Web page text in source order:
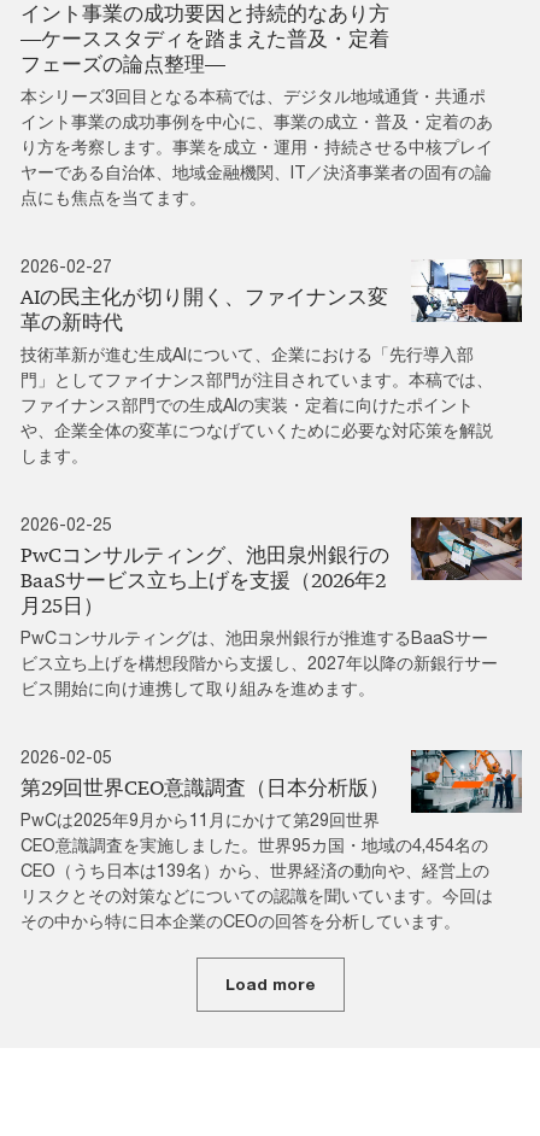
イント事業の成功要因と持続的なあり方
―ケーススタディを踏まえた普及・定着
フェーズの論点整理―
本シリーズ3回目となる本稿では、デジタル地域通貨・共通ポ
イント事業の成功事例を中心に、事業の成立・普及・定着のあ
り方を考察します。事業を成立・運用・持続させる中核プレイ
ヤーである自治体、地域金融機関、IT／決済事業者の固有の論
点にも焦点を当てます。
2026-02-27
AIの民主化が切り開く、ファイナンス変
革の新時代
技術革新が進む生成AIについて、企業における「先行導入部
門」としてファイナンス部門が注目されています。本稿では、
ファイナンス部門での生成AIの実装・定着に向けたポイント
や、企業全体の変革につなげていくために必要な対応策を解説
します。
2026-02-25
PwCコンサルティング、池田泉州銀行の
BaaSサービス立ち上げを支援（2026年2
月25日）
PwCコンサルティングは、池田泉州銀行が推進するBaaSサー
ビス立ち上げを構想段階から支援し、2027年以降の新銀行サー
ビス開始に向け連携して取り組みを進めます。
2026-02-05
第29回世界CEO意識調査（日本分析版）
PwCは2025年9月から11月にかけて第29回世界
CEO意識調査を実施しました。世界95カ国・地域の4,454名の
CEO（うち日本は139名）から、世界経済の動向や、経営上の
リスクとその対策などについての認識を聞いています。今回は
その中から特に日本企業のCEOの回答を分析しています。
Load more